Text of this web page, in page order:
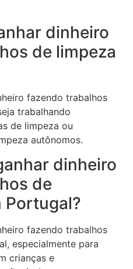
dinheiro
de limpeza
fazendo trabalhos
trabalhando
de limpeza ou
autônomos.
dinheiro
de
Portugal?
fazendo trabalhos
especialmente para
crianças e